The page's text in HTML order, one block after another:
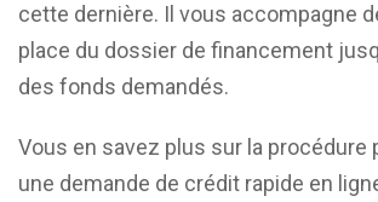
cette dernière. Il vous accompagne
place du dossier de financement
des fonds demandés.
Vous en savez plus sur la
une demande de crédit rapide en